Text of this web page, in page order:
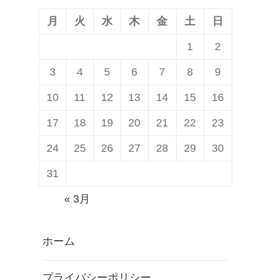
月 火 水 木 金 土 日
1 2
3 4 5 6 7 8 9
10 11 12 13 14 15 16
17 18 19 20 21 22 23
24 25 26 27 28 29 30
31
« 3月
ホーム
プライバシーポリシー